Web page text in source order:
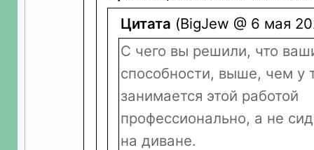
Цитата (BigJew @ 6 мая
С чего вы решили, что
способности, выше, чем у
занимается этой работой
профессионально, а не
на диване.